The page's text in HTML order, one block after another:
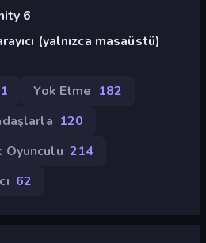
6
(yalnızca masaüstü)
Yok Etme 182
120
Oyunculu 214
62